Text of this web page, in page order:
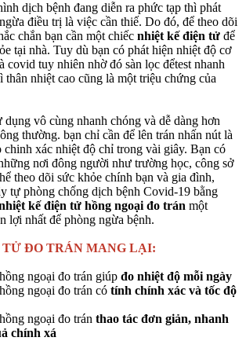
dịch bệnh đang diễn ra phức tạp thì phát
điều trị là việc cần thiế. Do đó, để theo dõi
chắn bạn cần một chiếc nhiệt kế điện tửđể
tại nhà. Tuy dù bạn có phát hiện nhiệt độ cơ
covid tuy nhiên nhờ đó sàn lọc đểtest nhanh
thân nhiệt cao cũng là một triệu chứng của
dụng vô cùng nhanh chóng và dễ dàng hơn
thường. bạn chỉ cần để lên trán nhấn nút là
chinh xác nhiệt độ chỉ trong vài giây. Bạn có
nơi đông người như trường học, công sở
theo dõi sức khỏe chính bạn và gia đình,
tự phòng chống dịch bệnh Covid-19 bằng
kế điện tử hồng ngoại đo trán một
lợi nhất để phòng ngừa bệnh.
ĐO TRÁN MANG LẠI:
ngoại đo trán giúp đo nhiệt độ mỗi ngày
ngoại đo trán có tính chính xác và tốc độ
ngoại đo trán thao tác đơn giản, nhanh
chính xá